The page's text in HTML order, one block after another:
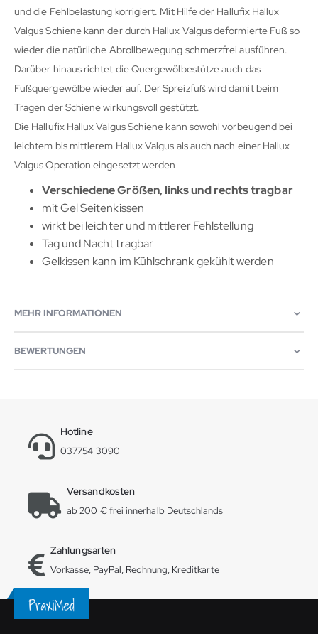
und die Fehlbelastung korrigiert. Mit Hilfe der Hallufix Hallux
Valgus Schiene kann der durch Hallux Valgus deformierte Fuß so
wieder die natürliche Abrollbewegung schmerzfrei ausführen.
Darüber hinaus richtet die Quergewölbestütze auch das
Fußquergewölbe wieder auf. Der Spreizfuß wird damit beim
Tragen der Schiene wirkungsvoll gestützt.
Die Hallufix Hallux Valgus Schiene kann sowohl vorbeugend bei
leichtem bis mittlerem Hallux Valgus als auch nach einer Hallux
Valgus Operation eingesetzt werden
Verschiedene Größen, links und rechts tragbar
mit Gel Seitenkissen
wirkt bei leichter und mittlerer Fehlstellung
Tag und Nacht tragbar
Gelkissen kann im Kühlschrank gekühlt werden
MEHR INFORMATIONEN
BEWERTUNGEN
Hotline
037754 3090
Versandkosten
ab 200 € frei innerhalb Deutschlands
Zahlungsarten
Vorkasse, PayPal, Rechnung, Kreditkarte